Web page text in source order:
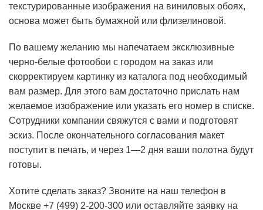
текстурированные изображения на виниловых обоях,
основа может быть бумажной или флизелиновой.
По вашему желанию мы напечатаем эксклюзивные
черно-белые фотообои с городом на заказ или
скорректируем картинку из каталога под необходимый
вам размер. Для этого вам достаточно прислать нам
желаемое изображение или указать его номер в списке.
Сотрудники компании свяжутся с вами и подготовят
эскиз. После окончательного согласования макет
поступит в печать, и через 1―2 дня ваши полотна будут
готовы.
Хотите сделать заказ? Звоните на наш телефон в
Москве +7 (499) 2-200-300 или оставляйте заявку на